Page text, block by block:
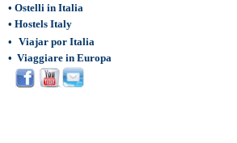
• Ostelli in Italia
• Hostels Italy
• Viajar por Italia
• Viaggiare in Europa